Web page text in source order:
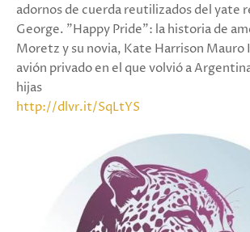
adornos de cuerda reutilizados del yate
George. "Happy Pride": la historia de
Moretz y su novia, Kate Harrison Mauro
avión privado en el que volvió a
hijas
http://dlvr.it/SqLtYS